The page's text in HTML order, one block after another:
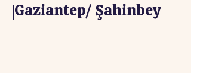
|Gaziantep/ Şahinbey